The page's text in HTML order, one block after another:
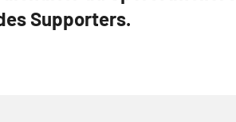
Supporters.